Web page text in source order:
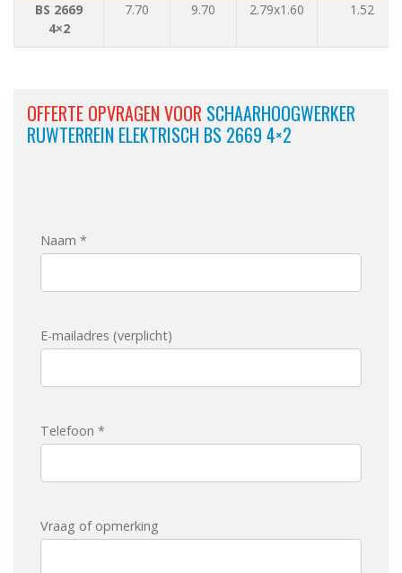
BS 2669
4×2
7.70 9.70 2.79x1.60 1.52
OFFERTE OPVRAGEN VOOR SCHAARHOOGWERKER
RUWTERREIN ELEKTRISCH BS 2669 4×2
Naam *
E-mailadres (verplicht)
Telefoon *
Vraag of opmerking